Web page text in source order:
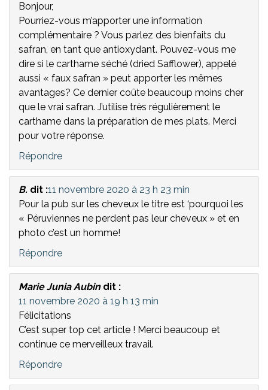
Bonjour,
Pourriez-vous m’apporter une information
complémentaire ? Vous parlez des bienfaits du
safran, en tant que antioxydant. Pouvez-vous me
dire si le carthame séché (dried Safflower), appelé
aussi « faux safran » peut apporter les mêmes
avantages? Ce dernier coûte beaucoup moins cher
que le vrai safran. J’utilise très régulièrement le
carthame dans la préparation de mes plats. Merci
pour votre réponse.
Répondre
B. dit :11 novembre 2020 à 23 h 23 min
Pour la pub sur les cheveux le titre est ‘pourquoi les
« Péruviennes ne perdent pas leur cheveux » et en
photo c’est un homme!
Répondre
Marie Junia Aubin dit :
11 novembre 2020 à 19 h 13 min
Félicitations
C’est super top cet article ! Merci beaucoup et
continue ce merveilleux travail.
Répondre